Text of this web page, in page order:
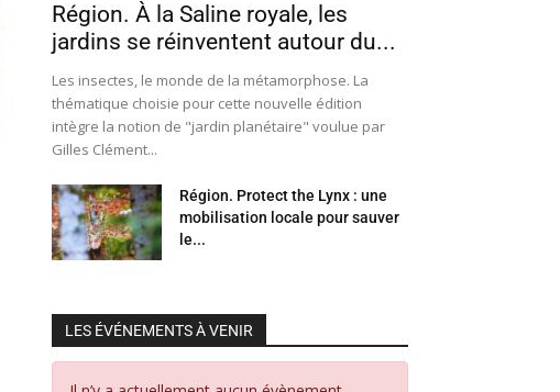
Région. À la Saline royale, les
jardins se réinventent autour du...
Les insectes, le monde de la métamorphose. La
thématique choisie pour cette nouvelle édition
intègre la notion de "jardin planétaire" voulue par
Gilles Clément...
Région. Protect the Lynx : une
mobilisation locale pour sauver
le...
LES ÉVÉNEMENTS À VENIR